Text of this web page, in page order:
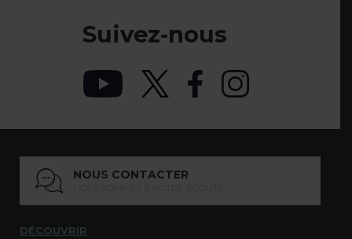
Suivez-nous
NOUS CONTACTER
DÉCOUVRIR